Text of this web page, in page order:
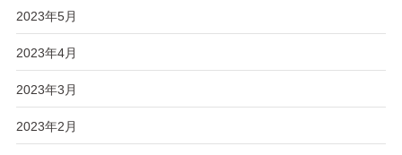
2023年5月
2023年4月
2023年3月
2023年2月